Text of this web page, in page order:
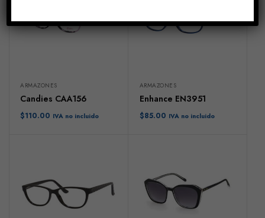
ARMAZONES
Candies CAA156
$110.00 IVA no incluido
ARMAZONES
Enhance EN3951
$85.00 IVA no incluido